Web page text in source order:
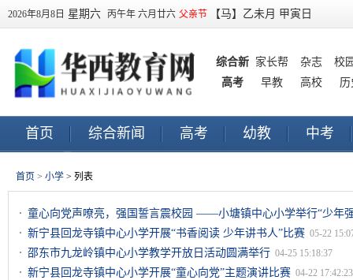
2026年8月8日 星期六 丙午年 六月廿六 父亲节 【马】乙未月 甲寅日
综合新
闻
家长帮 杂志
校
高考 早教 高校 历
首页 综合新闻 高考 幼教 中考
早教 订阅
首页 > 小学 > 列表
童心向党声嘹亮，强国誓言震校园 ——小塘镇中心小学举行“少年
09:37:29
新宁县回龙寺镇中心小学开展“书香阅读 少年讲书人”比赛 05-22
邵东市九龙岭镇中心小学教学开放日活动圆满举行 04-25 15:18:37
新宁县回龙寺镇中心小学开展“童心向党”主题演讲比赛 04-22 17:42:23